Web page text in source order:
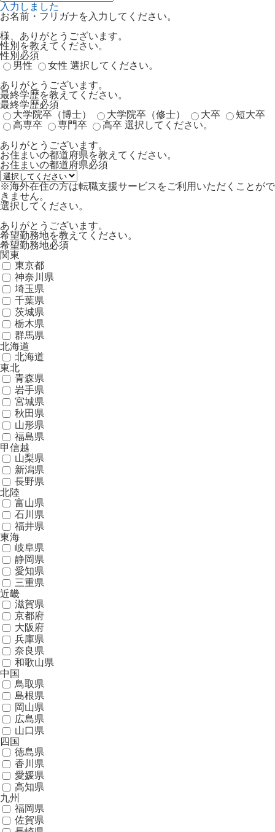
入力しました
お名前・フリガナを入力してください。
様、ありがとうございます。
性別を教えてください。
性別 必須
男性
女性 選択してください。
ありがとうございます。
最終学歴を教えてください。
最終学歴必須
大学院卒（博士）
大学院卒（修士） 大卒
短大卒
高専卒
専門卒 高卒 選択してください。
ありがとうございます。
お住まいの都道府県を教えてください。
お住まいの都道府県必須
※海外在住の方は転職支援サービスをご利用いただくことがで
きません。
選択してください。
ありがとうございます。
希望勤務地を教えてください。
希望勤務地必須
関東
東京都
神奈川県
埼玉県
千葉県
茨城県
栃木県
群馬県
北海道
北海道
東北
青森県
岩手県
宮城県
秋田県
山形県
福島県
甲信越
山梨県
新潟県
長野県
北陸
富山県
石川県
福井県
東海
岐阜県
静岡県
愛知県
三重県
近畿
滋賀県
京都府
大阪府
兵庫県
奈良県
和歌山県
中国
鳥取県
島根県
岡山県
広島県
山口県
四国
徳島県
香川県
愛媛県
高知県
九州
福岡県
佐賀県